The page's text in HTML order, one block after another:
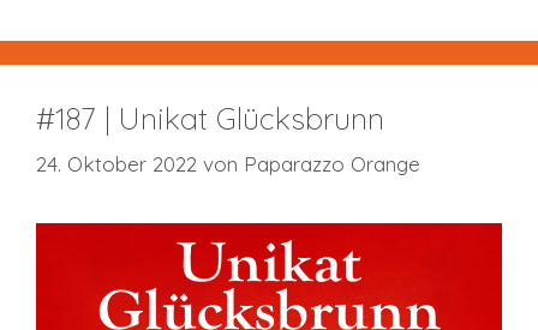
#187 | Unikat Glücksbrunn
24. Oktober 2022 von Paparazzo Orange